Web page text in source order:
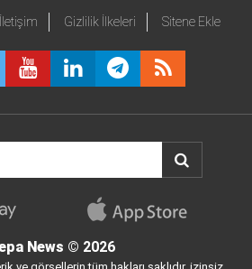
İletişim Gizlilik İlkeleri Sitene Ekle
News © 2026